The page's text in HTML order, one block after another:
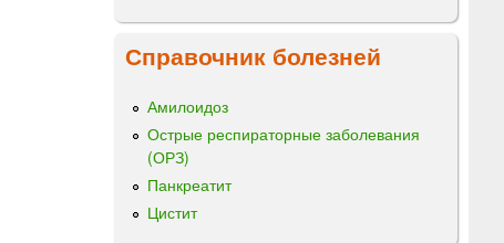
Справочник болезней
Амилоидоз
Острые респираторные заболевания
(ОРЗ)
Панкреатит
Цистит